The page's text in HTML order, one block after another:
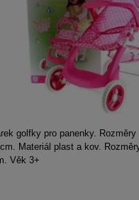
golfky pro panenky.
Materiál plast a kov.
Věk 3+